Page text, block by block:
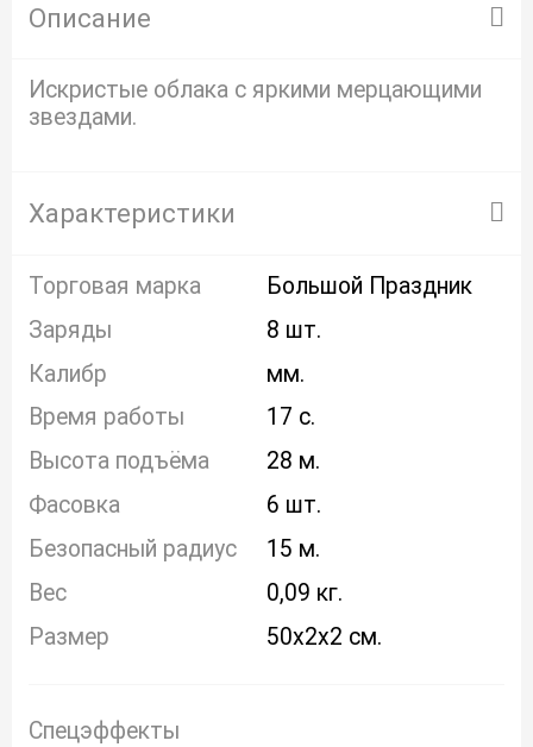
Описание
Искристые облака с яркими мерцающими
звездами.
Характеристики
Торговая марка
Большой Праздник
Заряды
8 шт.
Калибр
мм.
Время работы
17 с.
Высота подъёма
28 м.
Фасовка
6 шт.
Безопасный радиус
15 м.
Вес
0,09 кг.
Размер
50x2x2 см.
Спецэффекты